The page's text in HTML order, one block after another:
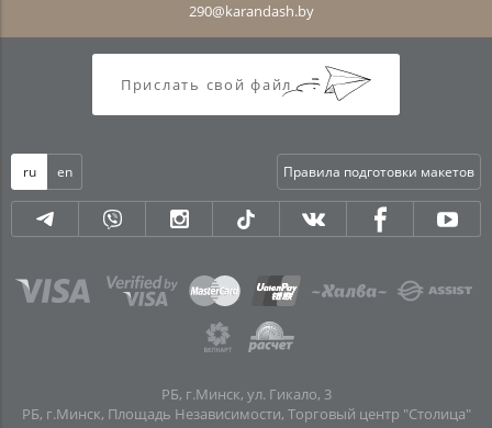
290@karandash.by
Прислать свой файл
ru en Правила подготовки макетов
РБ, г.Минск, ул. Гикало, 3
РБ, г.Минск, Площадь Независимости, Торговый центр "Столица"